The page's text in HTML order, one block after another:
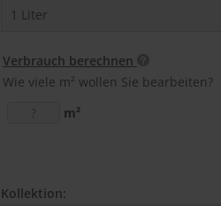
Verbrauch berechnen
Wie viele m² wollen Sie bearbeiten?
m²
Kollektion: